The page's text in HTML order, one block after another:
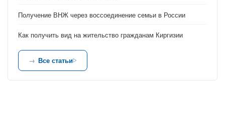
Получение ВНЖ через воссоединение семьи в России
Как получить вид на жительство гражданам Киргизии
Все статьи